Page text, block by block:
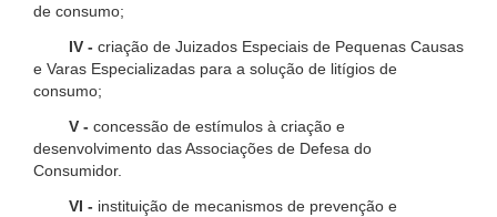
de consumo;
IV - criação de Juizados Especiais de Pequenas Causas
e Varas Especializadas para a solução de litígios de
consumo;
V - concessão de estímulos à criação e
desenvolvimento das Associações de Defesa do
Consumidor.
VI - instituição de mecanismos de prevenção e